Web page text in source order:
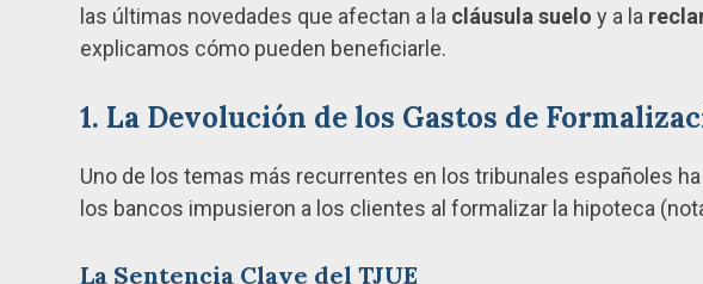
las últimas novedades que afectan a la cláusula suelo y a la
explicamos cómo pueden beneficiarle.
1. La Devolución de los Gastos de
Uno de los temas más recurrentes en los tribunales españoles
los bancos impusieron a los clientes al formalizar la hipoteca
La Sentencia Clave del TJUE